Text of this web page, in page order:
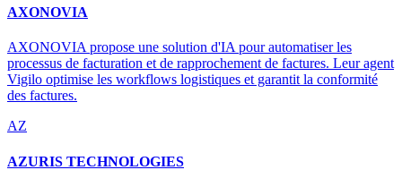
AXONOVIA
AXONOVIA propose une solution d'IA pour automatiser les
processus de facturation et de rapprochement de factures. Leur agent
Vigilo optimise les workflows logistiques et garantit la conformité
des factures.
AZ
AZURIS TECHNOLOGIES